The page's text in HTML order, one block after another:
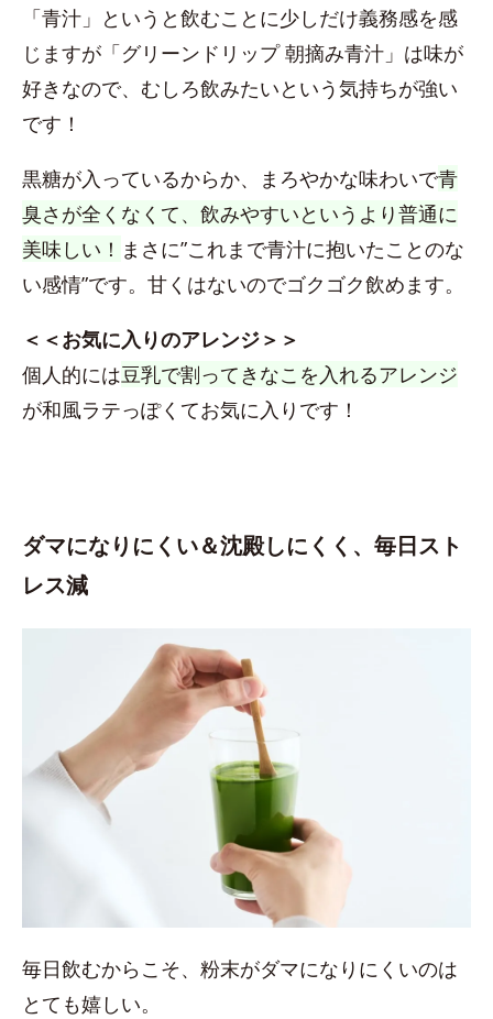
「青汁」というと飲むことに少しだけ義務感を感
じますが「グリーンドリップ 朝摘み青汁」は味が
好きなので、むしろ飲みたいという気持ちが強い
です！
黒糖が入っているからか、まろやかな味わいで青
臭さが全くなくて、飲みやすいというより普通に
美味しい！ まさに”これまで青汁に抱いたことのな
い感情”です。甘くはないのでゴクゴク飲めます。
＜＜お気に入りのアレンジ＞＞
個人的には豆乳で割ってきなこを入れるアレンジ
が和風ラテっぽくてお気に入りです！
ダマになりにくい＆沈殿しにくく、毎日スト
レス減
毎日飲むからこそ、粉末がダマになりにくいのは
とても嬉しい。